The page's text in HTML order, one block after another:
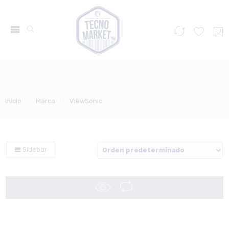
Inicio Marca ViewSonic
Sidebar